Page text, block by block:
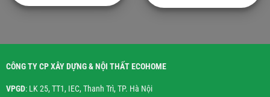
CÔNG TY CP XÂY DỰNG & NỘI THẤT ECOHOME
VPGD: LK 25, TT1, IEC, Thanh Trì, TP. Hà Nội